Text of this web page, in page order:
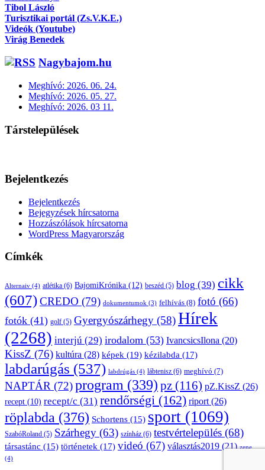
Tibol László
Turisztikai portál (Zs.V.K.E.)
Videók (Youtube)
Virág Benedek
Nagybajom.hu
Meghívó: 2026. 06. 24.
Meghívó: 2026. 05. 27.
Meghívó: 2026. 03 11.
Társtelepülések
Bejelentkezés
Bejelentkezés
Bejegyzések hírcsatorna
Hozzászólások hírcsatorna
WordPress Magyarország
Címkék
Alternaiv (4) atlétika (6) BajomiKrónika (12) beszéd (5) blog (39) cikk
(607)CREDO (79) dokumentumok (3) felhívás (8) fotó (66)
fotók (41) golf (5) Gyergyószárhegy (58)Hírek
(2268) interjú (29) irodalom (53) IvancsicsIlona (20)
KissZ (76) kultúra (28) képek (19) kézilabda (17)
labdarúgás (537) labdrúgás (4) lábtenisz (6) meghívó (7)
NAPTÁR (72)program (339) pz (116) pZ.KissZ (26)
recept (10) recept/c (31) rendőrségi (162) riport(26)
röplabda (376) Schortens (15) sport (1069)
SzabóRoland (5) Szárhegy (63) színház (6) testvértelepülés (68)
társastánc (15) történetek (17) videó (67) választás2019 (21) zene
(4)